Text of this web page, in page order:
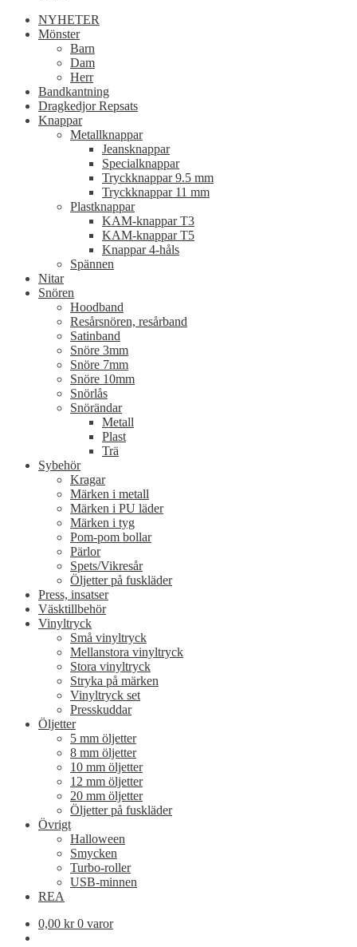
NYHETER
Mönster
Barn
Dam
Herr
Bandkantning
Dragkedjor Repsats
Knappar
Metallknappar
Jeansknappar
Specialknappar
Tryckknappar 9.5 mm
Tryckknappar 11 mm
Plastknappar
KAM-knappar T3
KAM-knappar T5
Knappar 4-håls
Spännen
Nitar
Snören
Hoodband
Resårsnören, resårband
Satinband
Snöre 3mm
Snöre 7mm
Snöre 10mm
Snörlås
Snörändar
Metall
Plast
Trä
Sybehör
Kragar
Märken i metall
Märken i PU läder
Märken i tyg
Pom-pom bollar
Pärlor
Spets/Vikresår
Öljetter på fuskläder
Press, insatser
Väsktillbehör
Vinyltryck
Små vinyltryck
Mellanstora vinyltryck
Stora vinyltryck
Stryka på märken
Vinyltryck set
Presskuddar
Öljetter
5 mm öljetter
8 mm öljetter
10 mm öljetter
12 mm öljetter
20 mm öljetter
Öljetter på fuskläder
Övrigt
Halloween
Smycken
Turbo-roller
USB-minnen
REA
0,00 kr 0 varor